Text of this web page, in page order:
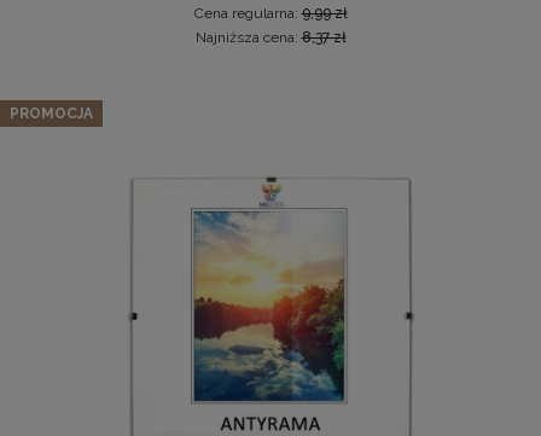
Płyta HDF w rozmiarze 70x100 cm
16,49 zł
DO KOSZYKA
Cena regularna:
Najniższa cena:
49,99 zł
DO KOSZYKA
Cena regularna:9,99 zł
Najniższa cena:8,37 zł
PROMOCJA